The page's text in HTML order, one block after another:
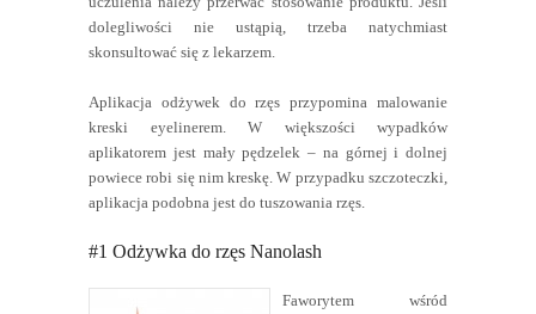
dolegliwości nie ustąpią, trzeba natychmiast
skonsultować się z lekarzem.
Aplikacja odżywek do rzęs przypomina malowanie
kreski eyelinerem. W większości wypadków
aplikatorem jest mały pędzelek – na górnej i dolnej
powiece robi się nim kreskę. W przypadku szczoteczki,
aplikacja podobna jest do tuszowania rzęs.
#1 Odżywka do rzęs Nanolash
Faworytem wśród